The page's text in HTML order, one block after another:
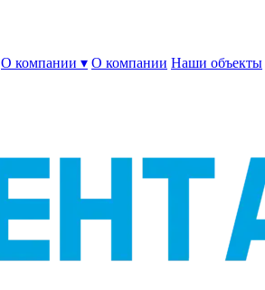
О компании ▾ О компании Наши объекты